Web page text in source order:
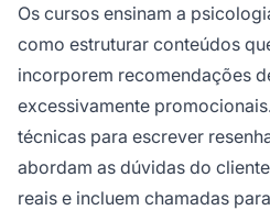
Os cursos ensinam a
como estruturar conteúdos
incorporem recomendações
excessivamente
técnicas para escrever
abordam as dúvidas do
reais e incluem chamadas